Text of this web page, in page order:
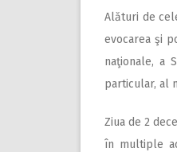
Alături de
evocarea şi
naţionale, a
particular, al
Ziua de 2
în multiple